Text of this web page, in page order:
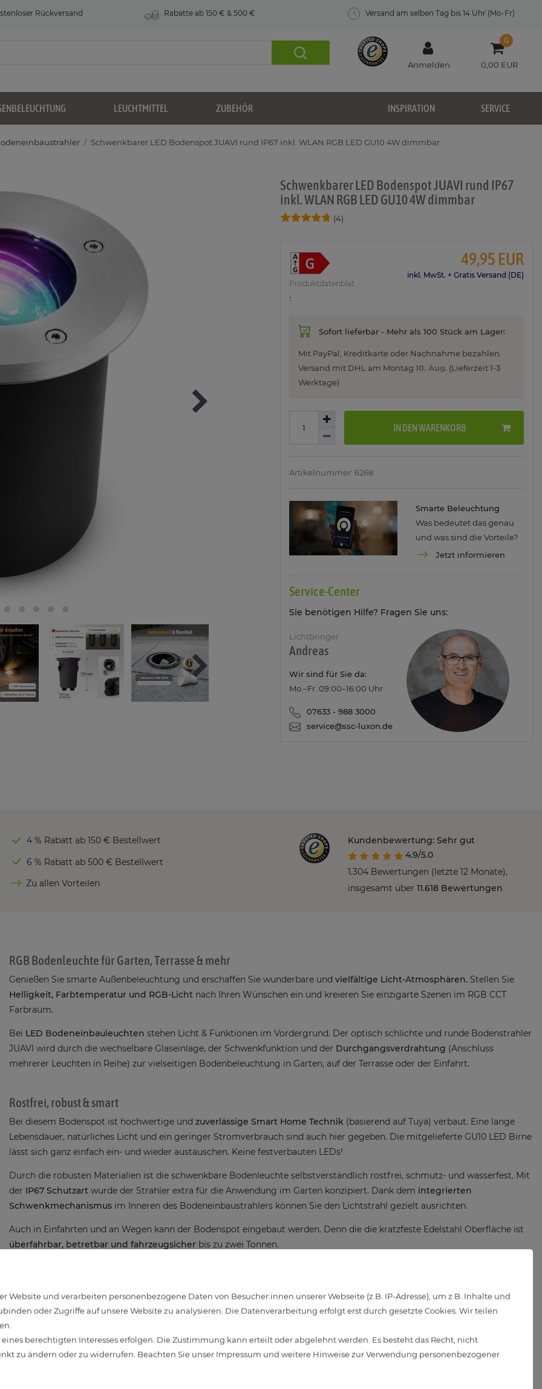
Rückversand Rabatte ab 150 € & 500 € Versand am selben Tag bis 14 Uhr (Mo-Fr)
Anmelden
0
0,00 EUR
LEUCHTMITTEL ZUBEHÖR SERVICE
INSPIRATION
Schwenkbarer LED Bodenspot JUAVI rund IP67 inkl. WLAN RGB LED GU10 4W dimmbar
Schwenkbarer LED Bodenspot JUAVI rund IP67
inkl. WLAN RGB LED GU10 4W dimmbar
(4)
Produktdatenblat
t
49,95 EUR
inkl. MwSt. + Gratis Versand (DE)
Sofort lieferbar - Mehr als 100 Stück am Lager:
Mit PayPal, Kreditkarte oder Nachnahme bezahlen.
Versand mit DHL am Montag 10. Aug. (Lieferzeit 1-3
Werktage)
IN DEN WARENKORB
Artikelnummer: 6268
Smarte Beleuchtung
Was bedeutet das genau
und was sind die Vorteile?
Jetzt informieren
Service-Center
Sie benötigen Hilfe? Fragen Sie uns:
Lichtbringer
Andreas
Wir sind für Sie da:
Mo.–Fr. 09:00–16:00 Uhr
07633 - 988 3000
service@ssc-luxon.de
4 % Rabatt ab 150 € Bestellwert
6 % Rabatt ab 500 € Bestellwert
Zu allen Vorteilen
Kundenbewertung: Sehr gut
4.9/5.0
1.304 Bewertungen (letzte 12 Monate),
insgesamt über 11.618 Bewertungen
RGB Bodenleuchte für Garten, Terrasse & mehr
Genießen Sie smarte Außenbeleuchtung und erschaffen Sie wunderbare und vielfältige Licht-Atmosphären. Stellen Sie
Helligkeit, Farbtemperatur und RGB-Licht nach Ihren Wünschen ein und kreieren Sie einzigarte Szenen im RGB CCT
Farbraum.
Bei LED Bodeneinbauleuchten stehen Licht & Funktionen im Vordergrund. Der optisch schlichte und runde Bodenstrahler
JUAVI wird durch die wechselbare Glaseinlage, der Schwenkfunktion und der Durchgangsverdrahtung (Anschluss
mehrerer Leuchten in Reihe) zur vielseitigen Bodenbeleuchtung in Garten, auf der Terrasse oder der Einfahrt.
Rostfrei, robust & smart
Bei diesem Bodenspot ist hochwertige und zuverlässige Smart Home Technik (basierend auf Tuya) verbaut. Eine lange
Lebensdauer, natürliches Licht und ein geringer Stromverbrauch sind auch hier gegeben. Die mitgelieferte GU10 LED Birne
lässt sich ganz einfach ein- und wieder austauschen. Keine festverbauten LEDs!
Durch die robusten Materialien ist die schwenkbare Bodenleuchte selbstverständlich rostfrei, schmutz- und wasserfest. Mit
der IP67 Schutzart wurde der Strahler extra für die Anwendung im Garten konzipiert. Dank dem integrierten
Schwenkmechanismus im Inneren des Bodeneinbaustrahlers können Sie den Lichtstrahl gezielt ausrichten.
Auch in Einfahrten und an Wegen kann der Bodenspot eingebaut werden. Denn die die kratzfeste Edelstahl Oberfläche ist
überfahrbar, betretbar und fahrzeugsicher bis zu zwei Tonnen.
PerWLAN(2,4 Ghz) wird die schwenkbarer Bodenleuchte über diekostenlose App„Smart Life – Smart Living“ gekoppelt
und gesteuert. AuchSprachassistentenkönnen genutzt werden. Die RGB Einbauleuchte ist kompatibel mit Amazon Alexa
und verarbeiten personenbezogene Daten von Besucher:innen unserer Webseite (z.B. IP-Adresse), um z.B. Inhalte und
oder Zugriffe auf unsere Website zu analysieren. Die Datenverarbeitung erfolgt erst durch gesetzte Cookies. Wir teilen
berechtigten Interesses erfolgen. Die Zustimmung kann erteilt oder abgelehnt werden. Es besteht das Recht, nicht
zu ändern oder zu widerrufen. Beachten Sie unser Impressum und weitere Hinweise zur Verwendung personenbezogener